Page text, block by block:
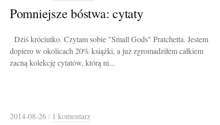
Pomniejsze bóstwa: cytaty
Dziś króciutko. Czytam sobie "Small Gods" Pratchetta. Jestem
dopiero w okolicach 20% książki, a już zgromadziłem całkiem
zacną kolekcję cytatów, którą ni...
2014-08-26/ 1 komentarz